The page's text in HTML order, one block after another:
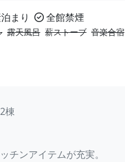
まり
全館禁煙
露天風呂 薪ストーブ 音楽合宿
棟
チンアイテムが充実。